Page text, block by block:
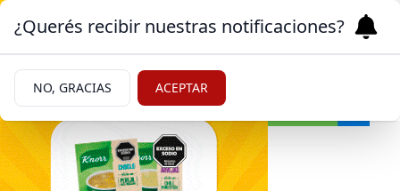
¿Querés recibir nuestras notificaciones?
NO, GRACIAS ACEPTAR